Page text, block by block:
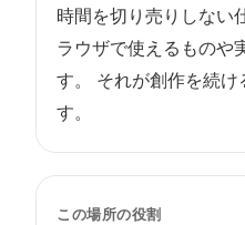
時間を切り売りしない
ラウザで使えるものや
す。 それが創作を続け
す。
この場所の役割